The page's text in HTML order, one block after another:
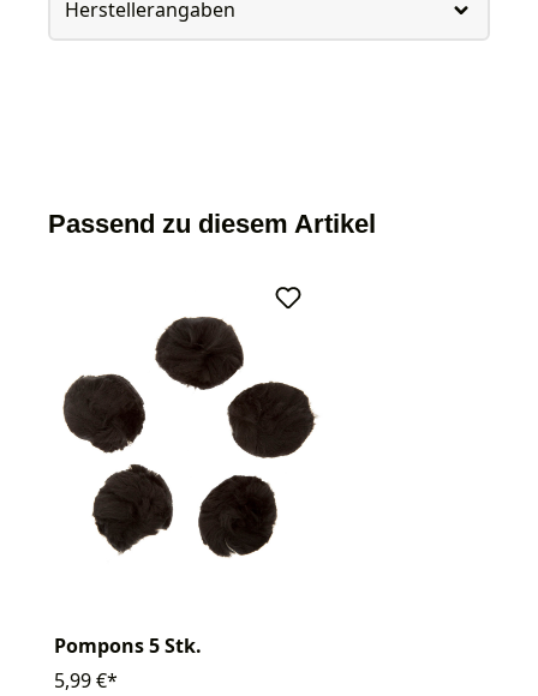
Herstellerangaben
Passend zu diesem Artikel
Pompons 5 Stk.
5,99 €*